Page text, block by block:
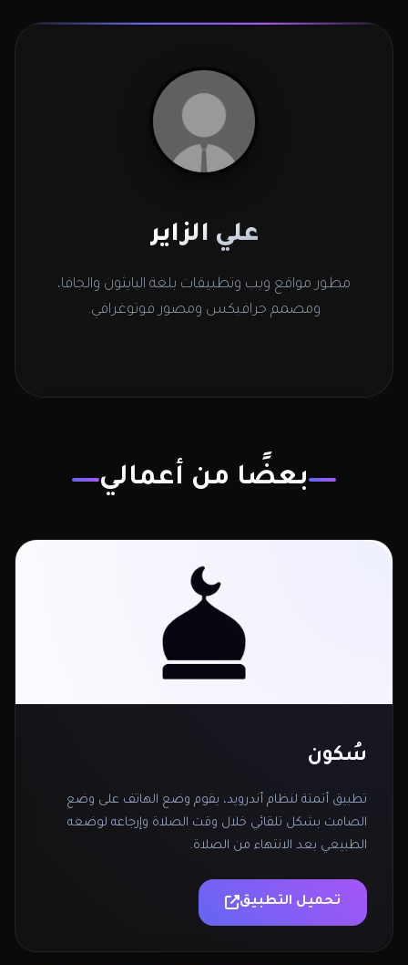
علي الزاير
مطور مواقع ويب وتطبيقات بلغة البايثون والجافا،
ومصمم جرافيكس ومصور فوتوغرافي.
بعضًا من أعمالي
سُكون
تطبيق أتمتة لنظام أندرويد، يقوم وضع الهاتف على وضع
الصامت بشكل تلقائي خلال وقت الصلاة وإرجاعه لوضعه
الطبيعي بعد الانتهاء من الصلاة.
تحميل التطبيق